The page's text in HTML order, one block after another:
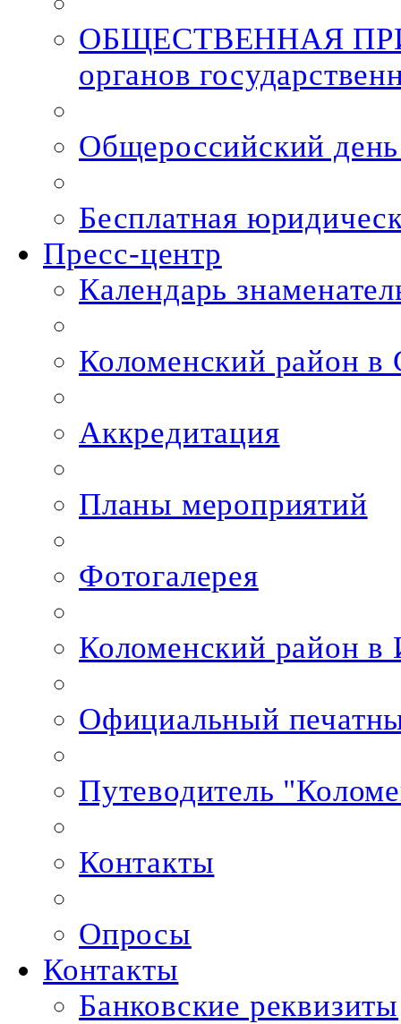
ОБЩЕСТВЕННАЯ
органов
Общероссийский
Бесплатная
Пресс-центр
Календарь
Коломенский район
Аккредитация
Планы мероприятий
Фотогалерея
Коломенский район в
Официальный
Путеводитель
Контакты
Опросы
Контакты
Банковские реквизиты